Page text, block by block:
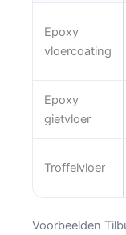
Epoxy
vloercoating
Epoxy
gietvloer
Troffelvloer
Voorbeelden